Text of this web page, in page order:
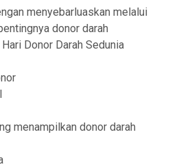
menyebarluaskan melalui
donor darah
Donor Darah Sedunia
menampilkan donor darah